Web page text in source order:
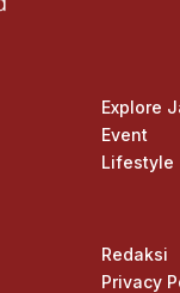
Explore
Event
Lifestyle
Redaksi
Privacy